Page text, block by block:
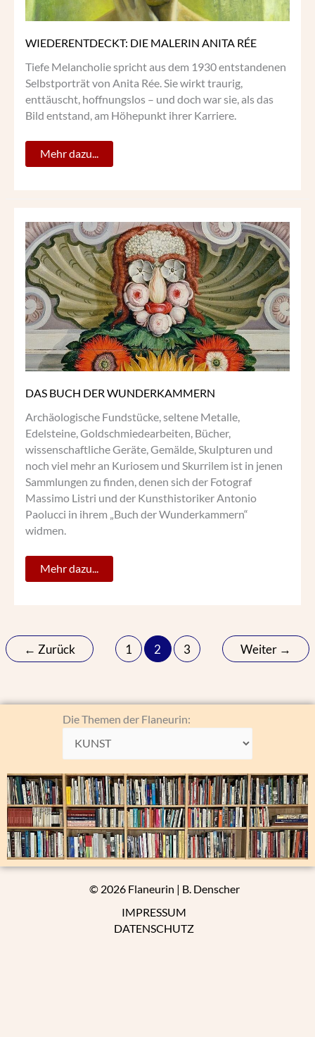
WIEDERENTDECKT: DIE MALERIN ANITA RÉE
Tiefe Melancholie spricht aus dem 1930 entstandenen
Selbstporträt von Anita Rée. Sie wirkt traurig,
enttäuscht, hoffnungslos – und doch war sie, als das
Bild entstand, am Höhepunkt ihrer Karriere.
Mehr dazu...
DAS BUCH DER WUNDERKAMMERN
Archäologische Fundstücke, seltene Metalle,
Edelsteine, Goldschmiedearbeiten, Bücher,
wissenschaftliche Geräte, Gemälde, Skulpturen und
noch viel mehr an Kuriosem und Skurrilem ist in jenen
Sammlungen zu finden, denen sich der Fotograf
Massimo Listri und der Kunsthistoriker Antonio
Paolucci in ihrem „Buch der Wunderkammern“
widmen.
DAS
BUCH
DER
WUNDERKAMMERN
Mehr dazu...
← Zurück 1 2 3 Weiter →
Die Themen der Flaneurin:
Die
der
© 2026 Flaneurin | B. Denscher
IMPRESSUM
DATENSCHUTZ